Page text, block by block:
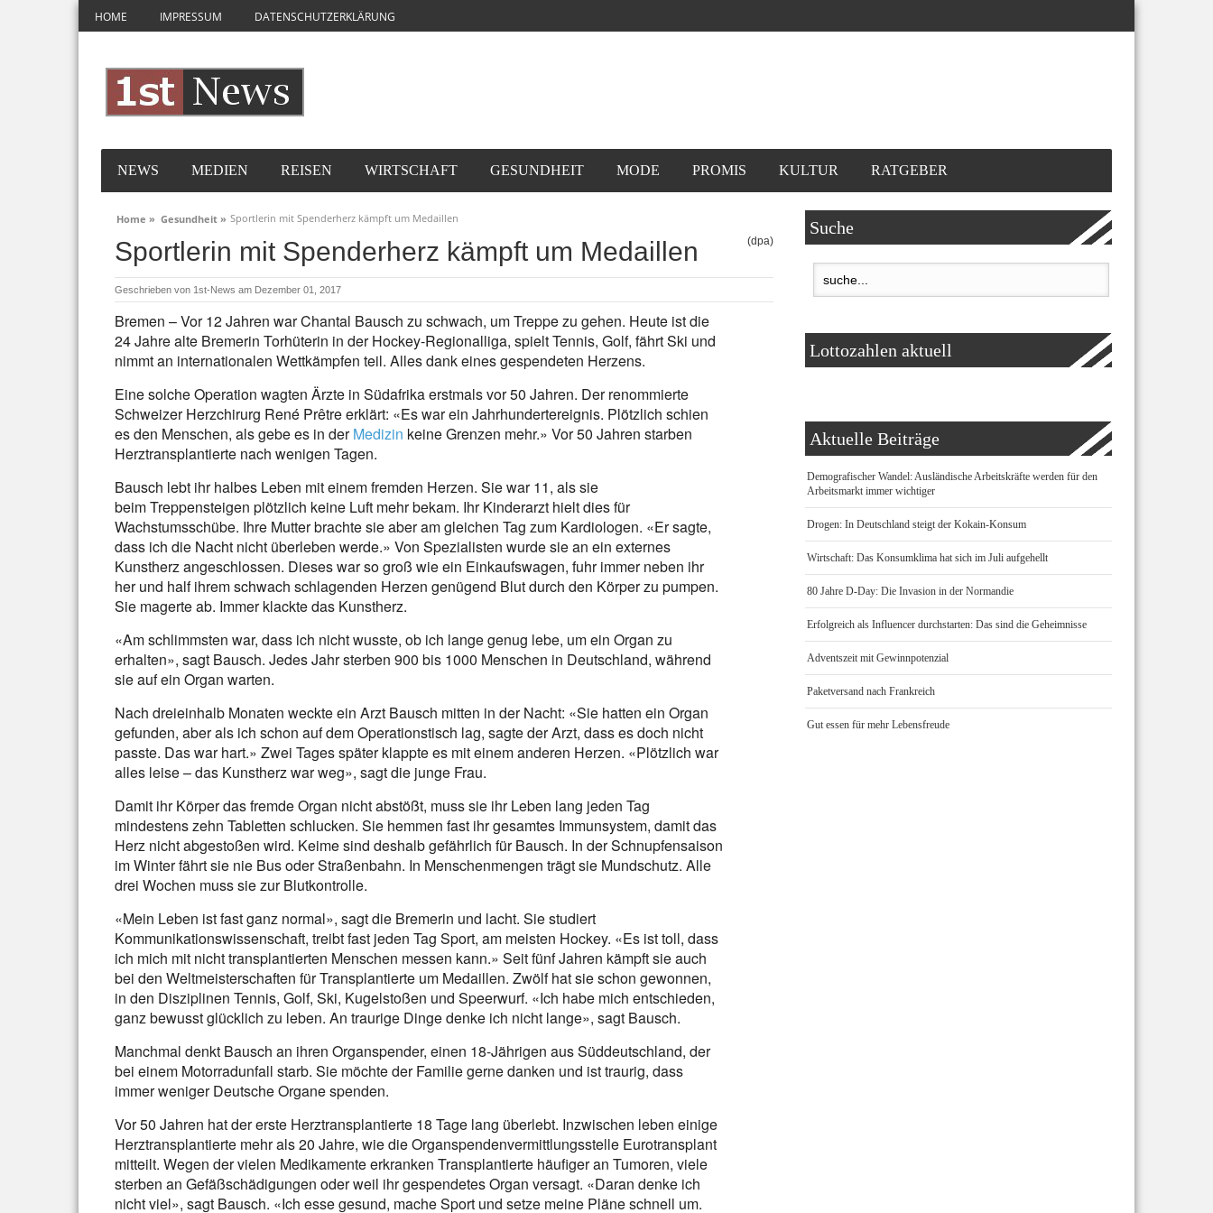
HOME IMPRESSUM DATENSCHUTZERKLÄRUNG
NEWS MEDIEN REISEN WIRTSCHAFT GESUNDHEIT MODE PROMIS KULTUR RATGEBER
Home » Gesundheit » Sportlerin mit Spenderherz kämpft um Medaillen
Sportlerin mit Spenderherz kämpft um Medaillen (dpa)
Geschrieben von 1st-News am Dezember 01, 2017
Bremen – Vor 12 Jahren war Chantal Bausch zu schwach, um Treppe zu gehen. Heute ist die
24 Jahre alte Bremerin Torhüterin in der Hockey-Regionalliga, spielt Tennis, Golf, fährt Ski und
nimmt an internationalen Wettkämpfen teil. Alles dank eines gespendeten Herzens.
Eine solche Operation wagten Ärzte in Südafrika erstmals vor 50 Jahren. Der renommierte
Schweizer Herzchirurg René Prêtre erklärt: «Es war ein Jahrhundertereignis. Plötzlich schien
es den Menschen, als gebe es in derMedizin keine Grenzen mehr.» Vor 50 Jahren starben
Herztransplantierte nach wenigen Tagen.
Bausch lebt ihr halbes Leben mit einem fremden Herzen. Sie war 11, als sie
beim Treppensteigen plötzlich keine Luft mehr bekam. Ihr Kinderarzt hielt dies für
Wachstumsschübe. Ihre Mutter brachte sie aber am gleichen Tag zum Kardiologen. «Er sagte,
dass ich die Nacht nicht überleben werde.» Von Spezialisten wurde sie an ein externes
Kunstherz angeschlossen. Dieses war so groß wie ein Einkaufswagen, fuhr immer neben ihr
her und half ihrem schwach schlagenden Herzen genügend Blut durch den Körper zu pumpen.
Sie magerte ab. Immer klackte das Kunstherz.
«Am schlimmsten war, dass ich nicht wusste, ob ich lange genug lebe, um ein Organ zu
erhalten», sagt Bausch. Jedes Jahr sterben 900 bis 1000 Menschen in Deutschland, während
sie auf ein Organ warten.
Nach dreieinhalb Monaten weckte ein Arzt Bausch mitten in der Nacht: «Sie hatten ein Organ
gefunden, aber als ich schon auf dem Operationstisch lag, sagte der Arzt, dass es doch nicht
passte. Das war hart.» Zwei Tages später klappte es mit einem anderen Herzen. «Plötzlich war
alles leise – das Kunstherz war weg», sagt die junge Frau.
Damit ihr Körper das fremde Organ nicht abstößt, muss sie ihr Leben lang jeden Tag
mindestens zehn Tabletten schlucken. Sie hemmen fast ihr gesamtes Immunsystem, damit das
Herz nicht abgestoßen wird. Keime sind deshalb gefährlich für Bausch. In der Schnupfensaison
im Winter fährt sie nie Bus oder Straßenbahn. In Menschenmengen trägt sie Mundschutz. Alle
drei Wochen muss sie zur Blutkontrolle.
«Mein Leben ist fast ganz normal», sagt die Bremerin und lacht. Sie studiert
Kommunikationswissenschaft, treibt fast jeden Tag Sport, am meisten Hockey. «Es ist toll, dass
ich mich mit nicht transplantierten Menschen messen kann.» Seit fünf Jahren kämpft sie auch
bei den Weltmeisterschaften für Transplantierte um Medaillen. Zwölf hat sie schon gewonnen,
in den Disziplinen Tennis, Golf, Ski, Kugelstoßen und Speerwurf. «Ich habe mich entschieden,
ganz bewusst glücklich zu leben. An traurige Dinge denke ich nicht lange», sagt Bausch.
Manchmal denkt Bausch an ihren Organspender, einen 18-Jährigen aus Süddeutschland, der
bei einem Motorradunfall starb. Sie möchte der Familie gerne danken und ist traurig, dass
immer weniger Deutsche Organe spenden.
Vor 50 Jahren hat der erste Herztransplantierte 18 Tage lang überlebt. Inzwischen leben einige
Herztransplantierte mehr als 20 Jahre, wie die Organspendenvermittlungsstelle Eurotransplant
mitteilt. Wegen der vielen Medikamente erkranken Transplantierte häufiger an Tumoren, viele
sterben an Gefäßschädigungen oder weil ihr gespendetes Organ versagt. «Daran denke ich
nicht viel», sagt Bausch. «Ich esse gesund, mache Sport und setze meine Pläne schnell um.
Suche
Lottozahlen aktuell
Aktuelle Beiträge
Demografischer Wandel: Ausländische Arbeitskräfte werden für den
Arbeitsmarkt immer wichtiger
Drogen: In Deutschland steigt der Kokain-Konsum
Wirtschaft: Das Konsumklima hat sich im Juli aufgehellt
80 Jahre D-Day: Die Invasion in der Normandie
Erfolgreich als Influencer durchstarten: Das sind die Geheimnisse
Adventszeit mit Gewinnpotenzial
Paketversand nach Frankreich
Gut essen für mehr Lebensfreude